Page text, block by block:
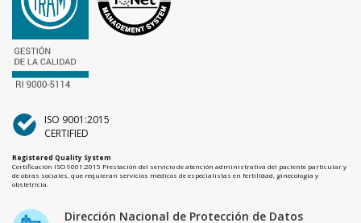
ISO 9001:2015
CERTIFIED
Registered Quality System
Certificación ISO 9001:2015 Prestación del servicio de atención administrativa del paciente particular y
de obras sociales, que requieran servicios médicos de especialistas en fertilidad, ginecología y
obstetricia.
Dirección Nacional de Protección de Datos